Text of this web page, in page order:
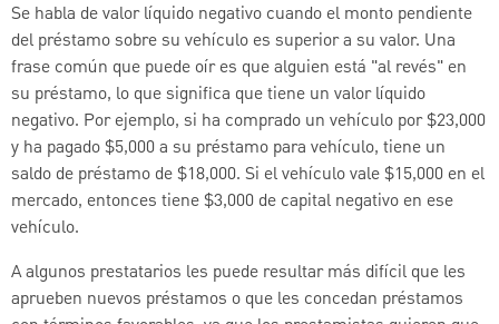
Se habla de valor líquido negativo cuando el monto pendiente
del préstamo sobre su vehículo es superior a su valor. Una
frase común que puede oír es que alguien está "al revés" en
su préstamo, lo que significa que tiene un valor líquido
negativo. Por ejemplo, si ha comprado un vehículo por $23,000
y ha pagado $5,000 a su préstamo para vehículo, tiene un
saldo de préstamo de $18,000. Si el vehículo vale $15,000 en el
mercado, entonces tiene $3,000 de capital negativo en ese
vehículo.
A algunos prestatarios les puede resultar más difícil que les
aprueben nuevos préstamos o que les concedan préstamos